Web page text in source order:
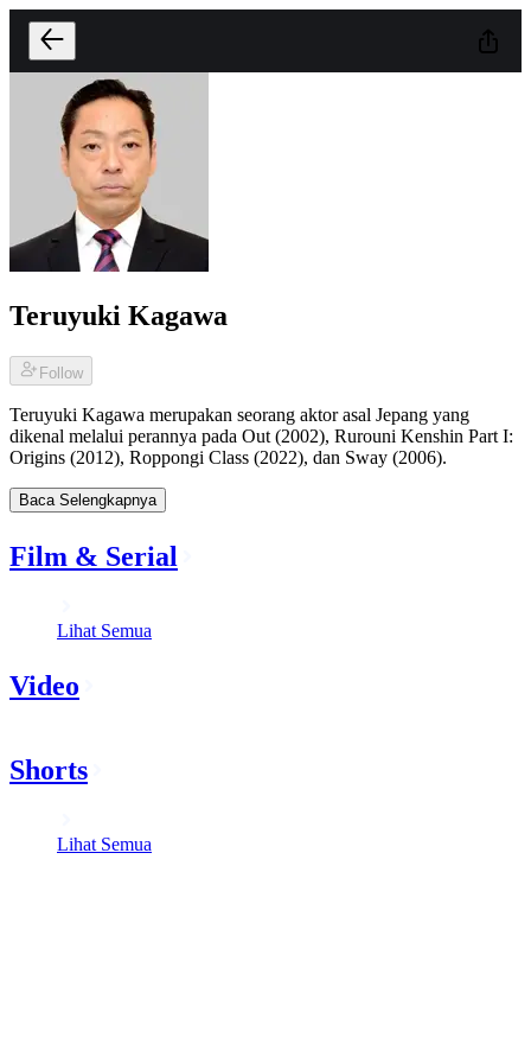
Teruyuki Kagawa
Follow
Teruyuki Kagawa merupakan seorang aktor asal Jepang yang
dikenal melalui perannya pada Out (2002), Rurouni Kenshin Part I:
Origins (2012), Roppongi Class (2022), dan Sway (2006).
Baca Selengkapnya
Film & Serial
Lihat Semua
Video
Shorts
Lihat Semua